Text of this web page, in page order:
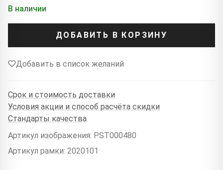
В наличии
ДОБАВИТЬ В КОРЗИНУ
Добавить в список желаний
Срок и стоимость доставки
Условия акции и способ расчёта скидки
Стандарты качества
Артикул изображения: PST000480
Артикул рамки: 2020101